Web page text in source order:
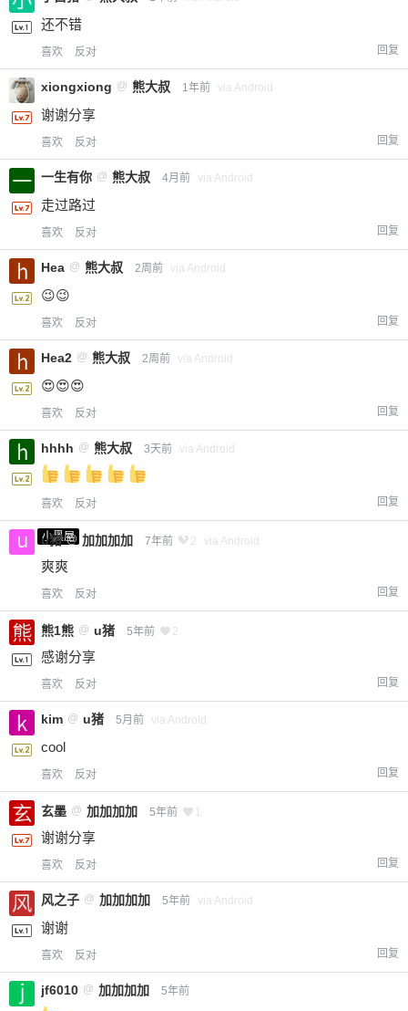
还不错
喜欢 反对 回复
xiongxiong @ 熊大叔 1年前 via Android
谢谢分享
喜欢 反对 回复
一生有你 @ 熊大叔 4月前 via Android
走过路过
喜欢 反对 回复
Hea @ 熊大叔 2周前 via Android
😉😉
喜欢 反对 回复
Hea2 @ 熊大叔 2周前 via Android
😍😍😍
喜欢 反对 回复
hhhh @ 熊大叔 3天前 via Android
喜欢 反对 回复
小黑屋
u猪 @ 加加加加 7年前 2 via Android
爽爽
喜欢 反对 回复
熊1熊 @ u猪 5年前 2
感谢分享
喜欢 反对 回复
kim @ u猪 5月前 via Android
cool
喜欢 反对 回复
玄墨 @ 加加加加 5年前 1
谢谢分享
喜欢 反对 回复
风之子 @ 加加加加 5年前 via Android
谢谢
喜欢 反对 回复
jf6010 @ 加加加加 5年前
您没有权限发布内容，请购买会员或者提升权
限。
忘记密码？